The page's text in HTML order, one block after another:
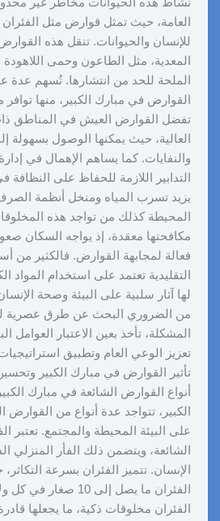
نشاط هذه الحيوانات مخاطر غير
العامة، حيث تمثل قوارض مثل الفئران
للإنسان والحيوانات. تنقل هذه
المعدية، مثل الطاعون وحمى اللاهودة
الملحة للحد من انتشارها. تُسهم عدة
القوارض في مبارك الكبير، منها توافر
تفضل القوارض العيش في المناطق ذات
العالية، حيث يمكنها الوصول بسهولة
والنفايات. كما يساهم الإهمال في
التدابير اللازمة للحفاظ على
يزيد تسرب المياه ومنخل أنظمة
المحيطة كذلك من تواجد هذه
مكافحتها معقدة، إذ يواجه السكان
فعالة لمجابهة القوارض. فالكثير من
التقليدية تعتمد على استخدام المواد
لها آثار سلبية على البيئة وصحة
من الضروري البحث عن طرق عصرية
المشكلة، تأخذ بعين الاعتبار العوامل
تعزيز الوعي العام وتطبيق
تأثير القوارض في مبارك الكبير
أنواع القوارض الشائعة في مبارك
الكبير، تتواجد عدة أنواع من القوارض
على البيئة المحيطة والمجتمع. تعتبر
الشائعة، ويتضمن ذلك الفأر المنزلي
الإنسان. تتميز الفئران بسرعة
الفئران ما يصل إلى 10
الفئران مخلوقات ذكية، ما يجعلها